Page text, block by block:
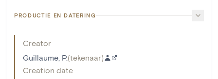
PRODUCTIE EN DATERING
Creator
Guillaume, P.(tekenaar)
Creation date